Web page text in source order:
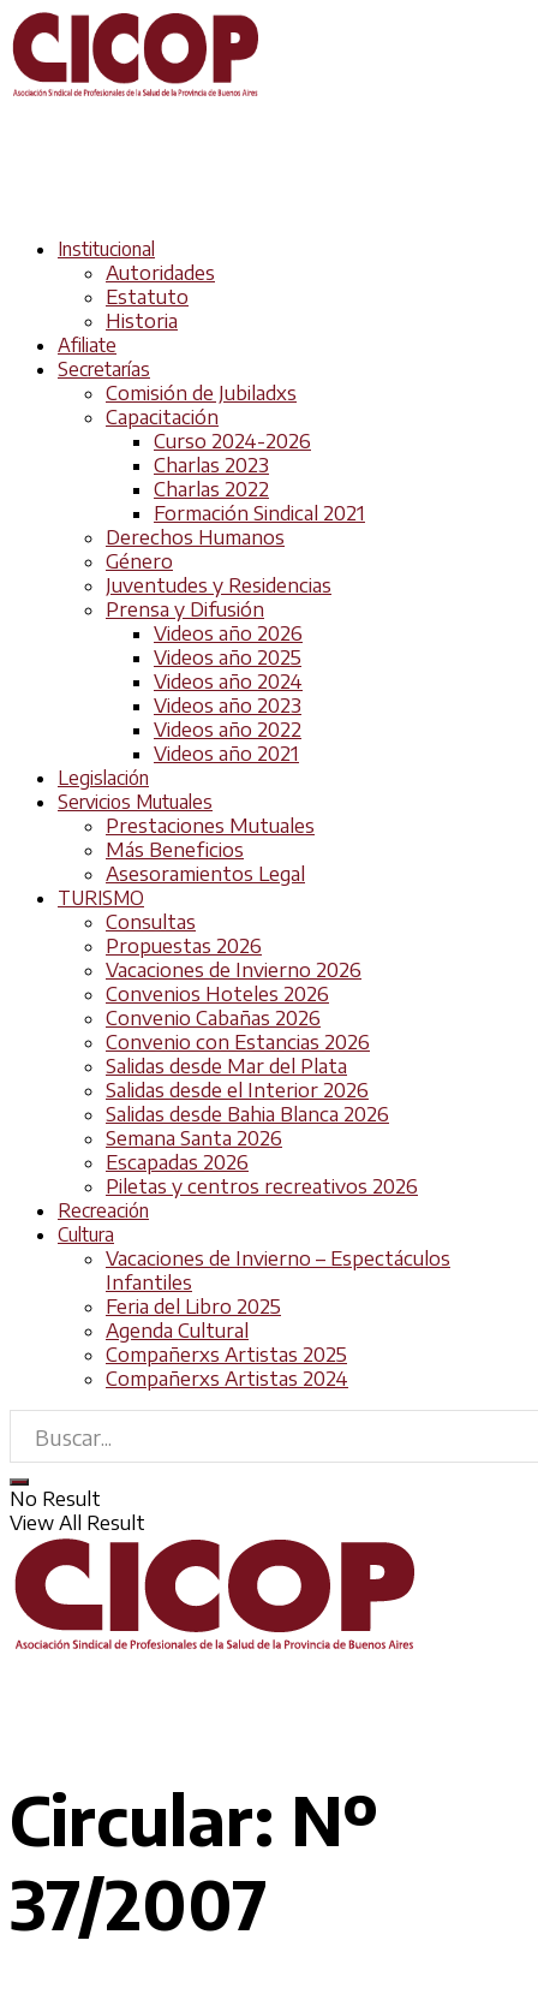
Institucional
Autoridades
Estatuto
Historia
Afiliate
Secretarías
Comisión de Jubiladxs
Capacitación
Curso 2024-2026
Charlas 2023
Charlas 2022
Formación Sindical 2021
Derechos Humanos
Género
Juventudes y Residencias
Prensa y Difusión
Videos año 2026
Videos año 2025
Videos año 2024
Videos año 2023
Videos año 2022
Videos año 2021
Legislación
Servicios Mutuales
Prestaciones Mutuales
Más Beneficios
Asesoramientos Legal
TURISMO
Consultas
Propuestas 2026
Vacaciones de Invierno 2026
Convenios Hoteles 2026
Convenio Cabañas 2026
Convenio con Estancias 2026
Salidas desde Mar del Plata
Salidas desde el Interior 2026
Salidas desde Bahia Blanca 2026
Semana Santa 2026
Escapadas 2026
Piletas y centros recreativos 2026
Recreación
Cultura
Vacaciones de Invierno – Espectáculos
Infantiles
Feria del Libro 2025
Agenda Cultural
Compañerxs Artistas 2025
Compañerxs Artistas 2024
No Result
View All Result
Circular: Nº
37/2007